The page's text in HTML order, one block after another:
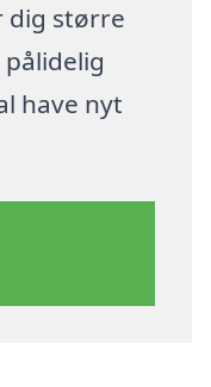
dig større
have nyt